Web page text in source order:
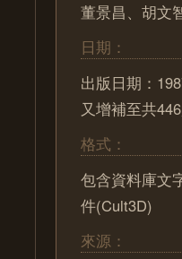
董景昌、胡文
日期：
出版日期：
又增補至共446
格式：
包含資料庫文
件(Cult3D)
來源：